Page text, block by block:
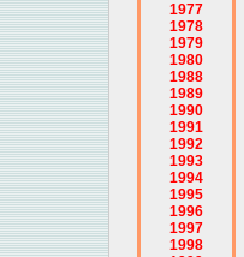
1977
1978
1979
1980
1988
1989
1990
1991
1992
1993
1994
1995
1996
1997
1998